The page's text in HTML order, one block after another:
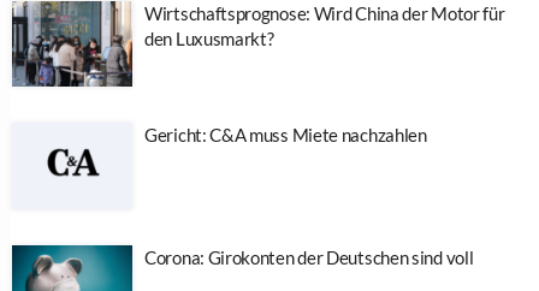
Wirtschaftsprognose: Wird China der Motor für
den Luxusmarkt?
Gericht: C&A muss Miete nachzahlen
Corona: Girokonten der Deutschen sind voll